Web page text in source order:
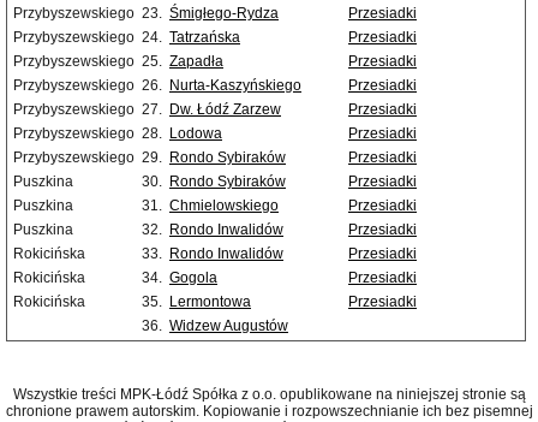
Przybyszewskiego 23. Śmigłego-Rydza
Przesiadki
Przybyszewskiego 24. Tatrzańska
Przesiadki
Przybyszewskiego 25. Zapadła
Przesiadki
Przybyszewskiego 26. Nurta-Kaszyńskiego
Przesiadki
Przybyszewskiego 27. Dw. Łódź Zarzew
Przesiadki
Przybyszewskiego 28. Lodowa
Przesiadki
Przybyszewskiego 29. Rondo Sybiraków
Przesiadki
Puszkina
30. Rondo Sybiraków
Przesiadki
Puszkina
31. Chmielowskiego
Przesiadki
Puszkina
32. Rondo Inwalidów
Przesiadki
Rokicińska
33. Rondo Inwalidów
Przesiadki
Rokicińska
34. Gogola
Przesiadki
Rokicińska
35. Lermontowa
Przesiadki
36. Widzew Augustów
Wszystkie treści MPK-Łódź Spółka z o.o. opublikowane na niniejszej stronie są
chronione prawem autorskim. Kopiowanie i rozpowszechnianie ich bez pisemnej